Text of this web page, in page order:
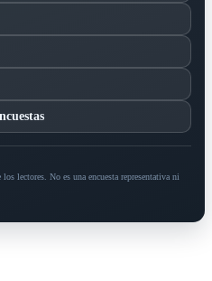
lectores. No es una encuesta representativa ni